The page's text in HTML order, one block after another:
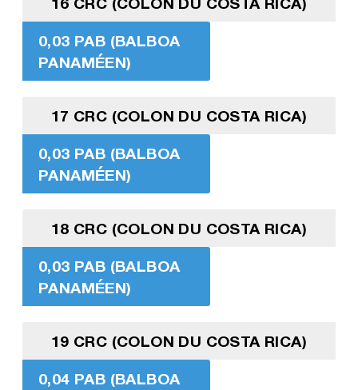
0,03 PAB (BALBOA
PANAMÉEN)
17 CRC (COLON DU COSTA RICA)
0,03 PAB (BALBOA
PANAMÉEN)
18 CRC (COLON DU COSTA RICA)
0,03 PAB (BALBOA
PANAMÉEN)
19 CRC (COLON DU COSTA RICA)
0,04 PAB (BALBOA